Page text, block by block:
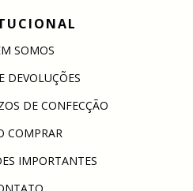
SOMOS
DEVOLUÇÕES
DE CONFECÇÃO
COMPRAR
IMPORTANTES